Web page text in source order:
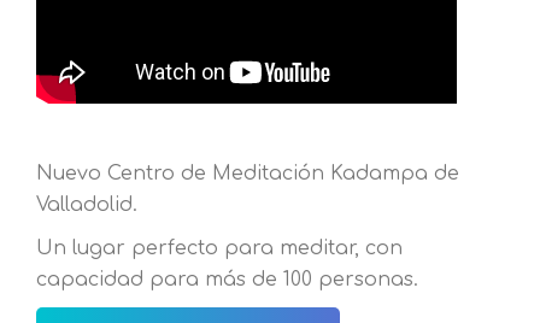
Nuevo Centro de Meditación Kadampa de
Valladolid.
Un lugar perfecto para meditar, con
capacidad para más de 100 personas.